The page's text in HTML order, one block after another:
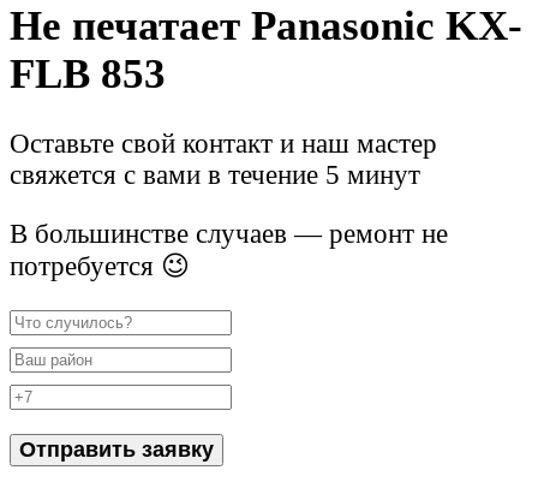
Не печатает Panasonic KX-
FLB 853
Оставьте свой контакт и наш мастер
свяжется с вами в течение 5 минут
В большинстве случаев — ремонт не
потребуется 😉
Отправить заявку